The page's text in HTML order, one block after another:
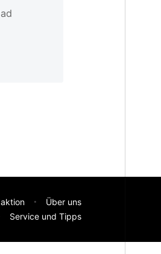
Über uns
Service und Tipps